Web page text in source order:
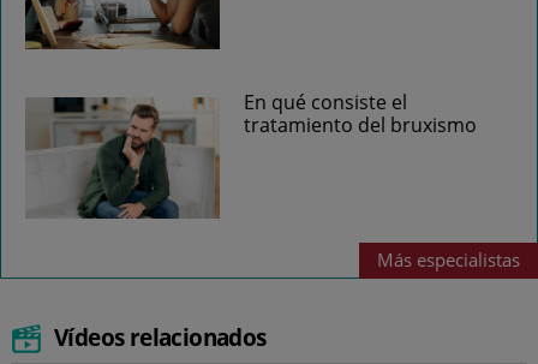
En qué consiste el
tratamiento del bruxismo
Más especialistas
Vídeos relacionados